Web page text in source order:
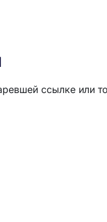
ссылке или